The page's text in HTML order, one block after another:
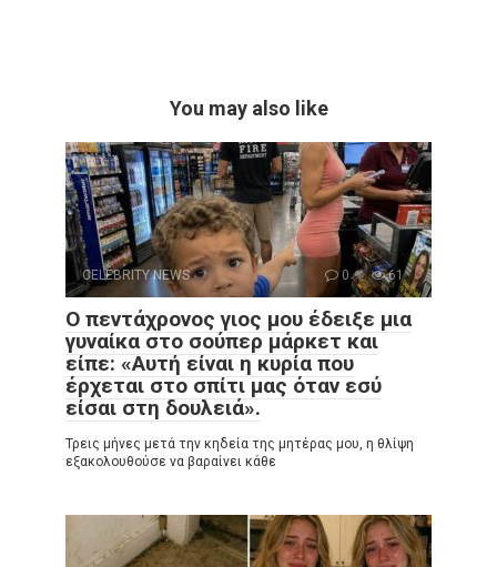
You may also like
CELEBRITY NEWS 0 61
Ο πεντάχρονος γιος μου έδειξε μια
γυναίκα στο σούπερ μάρκετ και
είπε: «Αυτή είναι η κυρία που
έρχεται στο σπίτι μας όταν εσύ
είσαι στη δουλειά».
Τρεις μήνες μετά την κηδεία της μητέρας μου, η θλίψη
εξακολουθούσε να βαραίνει κάθε